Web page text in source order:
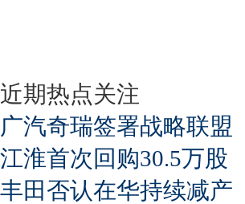
近期热点关注
广汽奇瑞签署战略联盟
江淮首次回购30.5万股
丰田否认在华持续减产